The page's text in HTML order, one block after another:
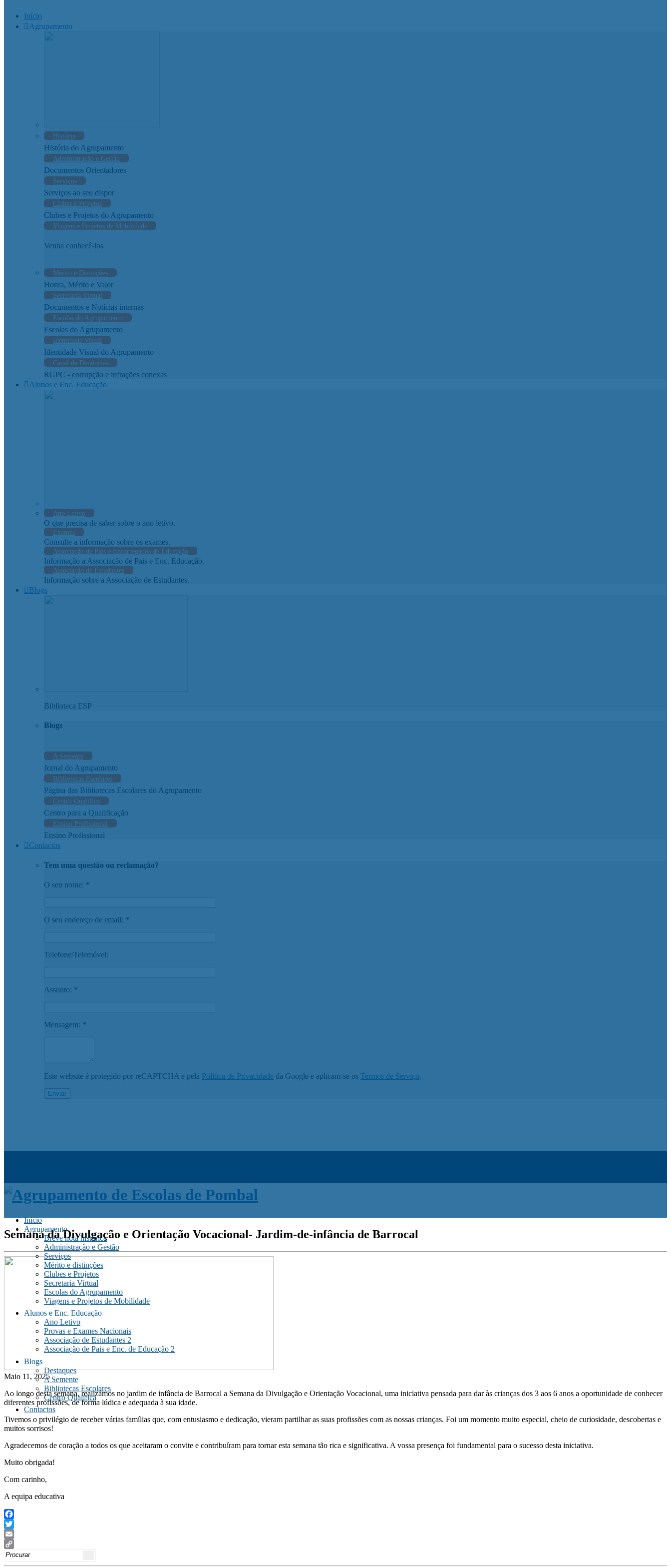
Início
Agrupamento
História
História do Agrupamento
Administração e Gestão
Documentos Orientadores
Serviços
Serviços ao seu dispor
Clubes e Projetos
Clubes e Projetos do Agrupamento
Viagens e Projetos de Mobilidade
Venha conhecê-los
Mérito e Distinções
Honra, Mérito e Valor
Secretaria Virtual
Documentos e Notícias internas
Escolas do Agrupamento
Escolas do Agrupamento
Identidade Visual
Identidade Visual do Agrupamento
Canal de Denúncias
RGPC - corrupção e infrações conexas
Alunos e Enc. Educação
Ano Letivo
O que precisa de saber sobre o ano letivo.
Exames
Consulte a informação sobre os exames.
Associação de Pais e Encarregados de Educação
Informação a Associação de Pais e Enc. Educação.
Associação de Estudantes
Informação sobre a Associação de Estudantes.
Blogs
Biblioteca ESP
Blogs
A Semente
Jornal do Agrupamento
Bibliotecas Escolares
Página das Bibliotecas Escolares do Agrupamento
Centro Qualifica
Centro para a Qualificação
Ensino Profissional
Ensino Profissional
Contactos
Tem uma questão ou reclamação?
O seu nome: *
O seu endereço de email: *
Telefone/Telemóvel:
Assunto: *
Mensagem: *
Este website é protegido por reCAPTCHA e pela Política de Privacidade da Google e aplicam-se os Termos de Serviço.
Início
Agrupamento
Breve nota histórica
Administração e Gestão
Serviços
Mérito e distinções
Clubes e Projetos
Secretaria Virtual
Escolas do Agrupamento
Viagens e Projetos de Mobilidade
Alunos e Enc. Educação
Ano Letivo
Provas e Exames Nacionais
Associação de Estudantes 2
Associação de Pais e Enc. de Educação 2
Blogs
Destaques
A Semente
Bibliotecas Escolares
Centro Qualifica
Contactos
Semana da Divulgação e Orientação Vocacional- Jardim-de-infância de Barrocal
Maio 11, 2025
Ao longo desta semana, realizámos no jardim de infância de Barrocal a Semana da Divulgação e Orientação Vocacional, uma iniciativa pensada para dar às crianças dos 3 aos 6 anos a oportunidade de conhecer
diferentes profissões, de forma lúdica e adequada à sua idade.
Tivemos o privilégio de receber várias famílias que, com entusiasmo e dedicação, vieram partilhar as suas profissões com as nossas crianças. Foi um momento muito especial, cheio de curiosidade, descobertas e
muitos sorrisos!
Agradecemos de coração a todos os que aceitaram o convite e contribuíram para tornar esta semana tão rica e significativa. A vossa presença foi fundamental para o sucesso desta iniciativa.
Muito obrigada!
Com carinho,
A equipa educativa
Facebook
Twitter
Email
Copy
Link
Search